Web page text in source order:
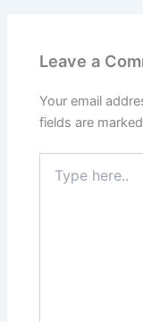
Leave a
Your email
fields are marked
here..